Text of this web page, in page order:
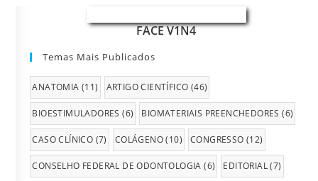
FACE V1N4
Temas Mais Publicados
ANATOMIA (11) ARTIGO CIENTÍFICO (46)
BIOESTIMULADORES (6) BIOMATERIAIS PREENCHEDORES (6)
CASO CLÍNICO (7) COLÁGENO(10) CONGRESSO (12)
CONSELHO FEDERAL DE ODONTOLOGIA (6) EDITORIAL(7)